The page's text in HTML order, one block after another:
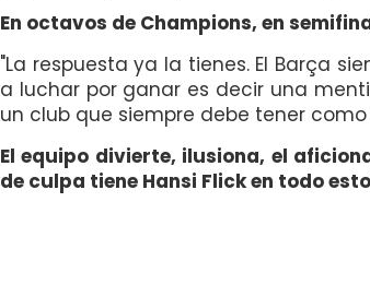
En octavos de Champions, en
"La respuesta ya la tienes. El Barça
a luchar por ganar es decir una
un club que siempre debe tener
El equipo divierte, ilusiona, el
de culpa tiene Hansi Flick en todo